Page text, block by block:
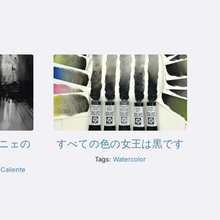
ェの すべての色の女王は黒です
Tags: Watercolor